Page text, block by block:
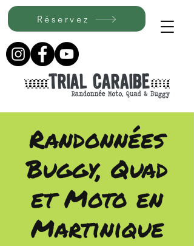
Réservez
Randonnées
Buggy, Quad
et Moto en
Martinique